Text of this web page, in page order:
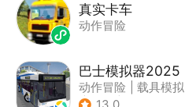
真实卡车
动作冒险
巴士模拟器2025
动作冒险
载具模拟
| 汽车 |